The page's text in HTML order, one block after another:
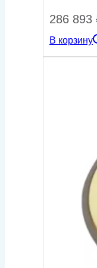
286 893
В корзину